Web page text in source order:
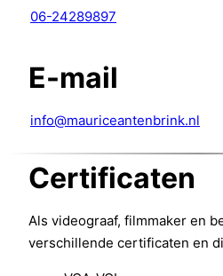
06-24289897
E-mail
info@mauriceantenbrink.nl
Certificaten
Als videograaf, filmmaker en
verschillende certificaten en